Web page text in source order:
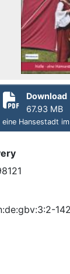
Download
67.93 MB
eine Hansestadt